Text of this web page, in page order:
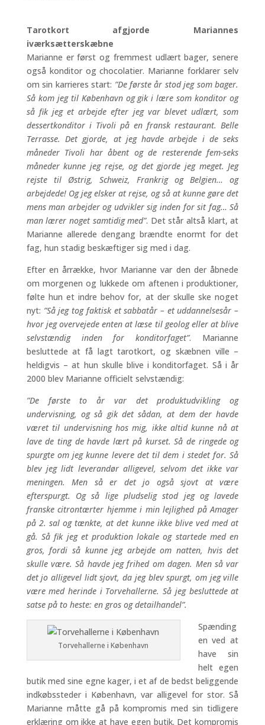
Tarotkort afgjorde Mariannes
iværksætterskæbne
Marianne er først og fremmest udlært bager, senere
også konditor og chocolatier. Marianne forklarer selv
om sin karrieres start: ”De første år stod jeg som bager.
Så kom jeg til København og gik i lære som konditor og
så fik jeg et arbejde efter jeg var blevet udlært, som
dessertkonditor i Tivoli på en fransk restaurant. Belle
Terrasse. Det gjorde, at jeg havde arbejde i de seks
måneder Tivoli har åbent og de resterende fem-seks
måneder kunne jeg rejse, og det gjorde jeg meget. Jeg
rejste til Østrig, Schweiz, Frankrig og Belgien… og
arbejdede! Og jeg elsker at rejse, og så at kunne gøre det
mens man arbejder og udvikler sig inden for sit fag… Så
man lærer noget samtidig med”. Det står altså klart, at
Marianne allerede dengang brændte enormt for det
fag, hun stadig beskæftiger sig med i dag.
Efter en årrække, hvor Marianne var den der åbnede
om morgenen og lukkede om aftenen i produktioner,
følte hun et indre behov for, at der skulle ske noget
nyt: ”Så jeg tog faktisk et sabbatår – et uddannelsesår –
hvor jeg overvejede enten at læse til geolog eller at blive
selvstændig inden for konditorfaget”. Marianne
besluttede at få lagt tarotkort, og skæbnen ville –
heldigvis – at hun skulle blive i konditorfaget. Så i år
2000 blev Marianne officielt selvstændig:
”De første to år var det produktudvikling og
undervisning, og så gik det sådan, at dem der havde
været til undervisning hos mig, ikke altid kunne nå at
lave de ting de havde lært på kurset. Så de ringede og
spurgte om jeg kunne levere det til dem i stedet for. Så
blev jeg lidt leverandør alligevel, selvom det ikke var
meningen. Men så er det jo også sjovt at være
efterspurgt. Og så lige pludselig stod jeg og lavede
franske citrontærter hjemme i min lejlighed på Amager
på 2. sal og tænkte, at det kunne ikke blive ved med at
gå. Så fik jeg et produktion lokale og startede med en
gros, fordi så kunne jeg arbejde om natten, hvis det
skulle være. Så havde jeg frihed om dagen. Men så var
det jo alligevel lidt sjovt, da jeg blev spurgt, om jeg ville
være med herinde i Torvehallerne. Så jeg besluttede at
satse på to heste: en gros og detailhandel”.
Torvehallerne i København
Spænding
en ved at
have sin
helt egen
butik med sine egne kager, i et af de bedst beliggende
indkøbssteder i København, var alligevel for stor. Så
Marianne måtte gå på kompromis med sin tidligere
erklæring om ikke at have egen butik. Det kompromis